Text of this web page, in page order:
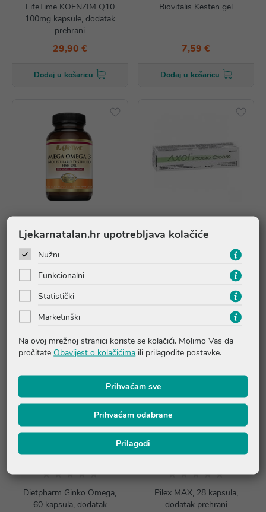
LifeTime KOENZIM Q10
100mg kapsule, dodatak
prehrani
29,90 €
Dodaj u košaricu
Biovitalis Kesten gel
7,59 €
Dodaj u košaricu
LifeTime MEGA OMEGA 3
kapsule, dodatak prehrani
Dodaj u košaricu
Axol krema za hemoroide
Dietpharm Ginko Omega,
60 kapsula, dodatak
Pilex MAX, 28 kapsula,
dodatak prehrani
Ljekarnatalan.hr upotrebljava kolačiće
Nužni
Funkcionalni
Statistički
Marketinški
Na ovoj mrežnoj stranici koriste se kolačići. Molimo Vas da
pročitate Obavijest o kolačićima ili prilagodite postavke.
Prihvaćam sve
Prihvaćam odabrane
Prilagodi